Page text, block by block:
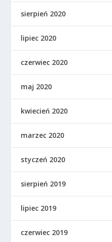
sierpień 2020
lipiec 2020
czerwiec 2020
maj 2020
kwiecień 2020
marzec 2020
styczeń 2020
sierpień 2019
lipiec 2019
czerwiec 2019